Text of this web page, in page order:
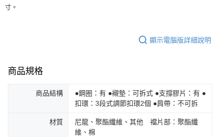
寸。
顯示電腦版詳細說明
商品規格
商品結構
●鋼圈：有 ●襯墊：可拆式 ●支撐膠片：有 ●
扣環：3段式調節扣環2個 ●肩帶：不可拆
材質
尼龍、聚酯纖維、其他 襠片部：聚酯纖
維、棉